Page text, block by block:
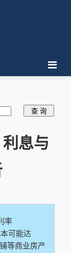
息与
率
可能达
等商业房产